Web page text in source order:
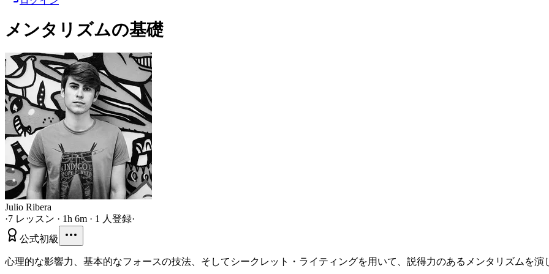
メンタリズムの基礎
Julio Ribera
·7 レッスン · 1h 6m · 1 人登録·
公式初級
心理的な影響力、基本的なフォースの技法、そしてシークレット・ライティングを用いて、説得力のあるメンタリズムを演